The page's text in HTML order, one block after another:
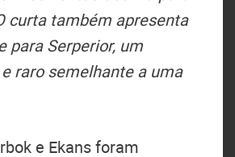
curta também apresenta
para Serperior, um
raro semelhante a uma
e Ekans foram